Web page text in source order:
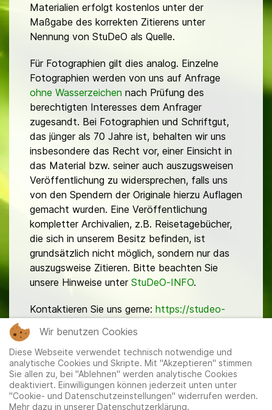
Materialien erfolgt kostenlos unter der
Maßgabe des korrekten Zitierens unter
Nennung von StuDeO als Quelle.
Für Fotographien gilt dies analog. Einzelne
Fotographien werden von uns auf Anfrage
ohne Wasserzeichen nach Prüfung des
berechtigten Interesses dem Anfrager
zugesandt. Bei Fotographien und Schriftgut,
das jünger als 70 Jahre ist, behalten wir uns
insbesondere das Recht vor, einer Einsicht in
das Material bzw. seiner auch auszugsweisen
Veröffentlichung zu widersprechen, falls uns
von den Spendern der Originale hierzu Auflagen
gemacht wurden. Eine Veröffentlichung
kompletter Archivalien, z.B. Reisetagebücher,
die sich in unserem Besitz befinden, ist
grundsätzlich nicht möglich, sondern nur das
auszugsweise Zitieren. Bitte beachten Sie
unsere Hinweise unter StuDeO-INFO.
Kontaktieren Sie uns gerne: https://studeo-
Wir benutzen Cookies
Diese Webseite verwendet technisch notwendige und
analytische Cookies und Skripte. Mit "Akzeptieren" stimmen
Sie allen zu, bei "Ablehnen" werden analytische Cookies
deaktiviert. Einwilligungen können jederzeit unten unter
"Cookie- und Datenschutzeinstellungen" widerrufen werden.
Mehr dazu in unserer Datenschutzerklärung.